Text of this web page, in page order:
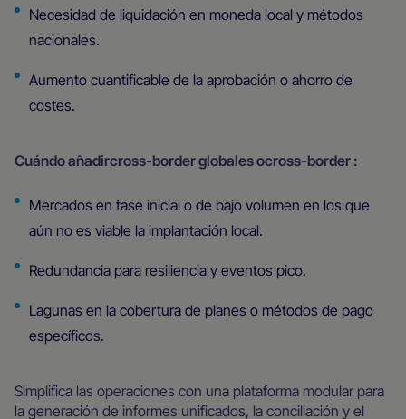
Necesidad de liquidación en moneda local y métodos
nacionales.
Aumento cuantificable de la aprobación o ahorro de
costes.
Cuándo añadircross-border globales ocross-border :
Mercados en fase inicial o de bajo volumen en los que
aún no es viable la implantación local.
Redundancia para resiliencia y eventos pico.
Lagunas en la cobertura de planes o métodos de pago
específicos.
Simplifica las operaciones con una plataforma modular para
la generación de informes unificados, la conciliación y el